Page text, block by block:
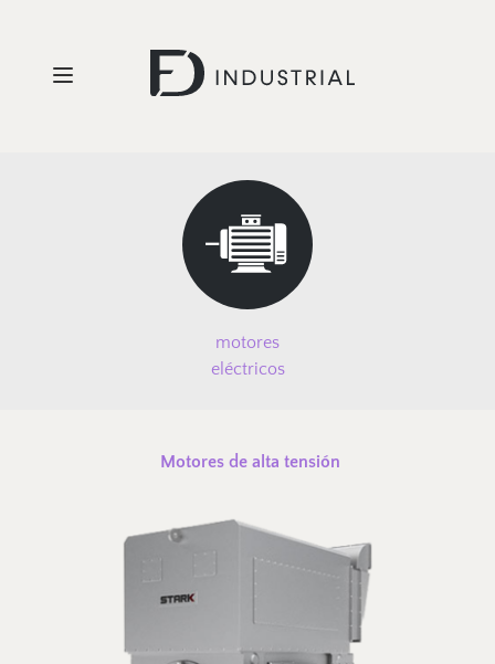
motores
eléctricos
Motores de alta tensión